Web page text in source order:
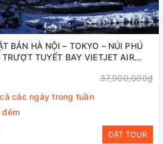
BẢN HÀ NỘI – TOKYO – NÚI PHÚ
TUYẾT BAY VIETJET AIR
37,900,000₫
các ngày trong tuần
ĐẶT TOUR